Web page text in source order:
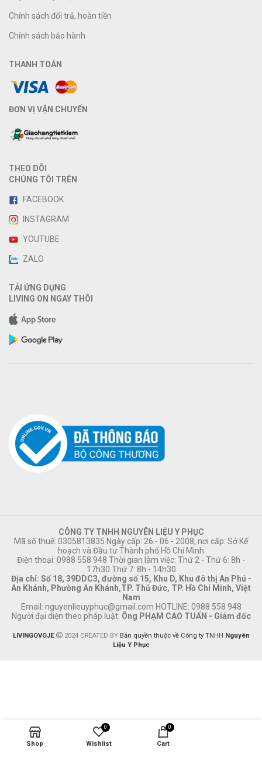
Chính sách đổi trả, hoàn tiền
Chính sách bảo hành
THANH TOÁN
ĐƠN VỊ VẬN CHUYỂN
THEO DÕI
CHÚNG TÔI TRÊN
FACEBOOK
INSTAGRAM
YOUTUBE
ZALO
TẢI ỨNG DỤNG
LIVING ON NGAY THÔI
CÔNG TY TNHH NGUYÊN LIỆU Y PHỤC
Mã số thuế: 0305813835 Ngày cấp: 26 - 06 - 2008, nơi cấp: Sở Kế
hoạch và Đầu tư Thành phố Hồ Chí Minh
Điện thoại: 0988 558 948 Thời gian làm việc: Thứ 2 - Thứ 6: 8h -
17h30 Thứ 7: 8h - 14h30
Địa chỉ: Số 18, 39DDC3, đường số 15, Khu D, Khu đô thị An Phú -
An Khánh, Phường An Khánh,TP. Thủ Đức, TP. Hồ Chí Minh, Việt
Nam
Email: nguyenlieuyphuc@gmail.com HOTLINE: 0988 558 948
Người đại diện theo pháp luật: Ông PHẠM CAO TUẤN - Giám đốc
LIVINGOVOJE 2024 CREATED BY Bản quyền thuộc về Công ty TNHH Nguyên
Liệu Y Phục
Shop
0
Wishlist
0
Cart